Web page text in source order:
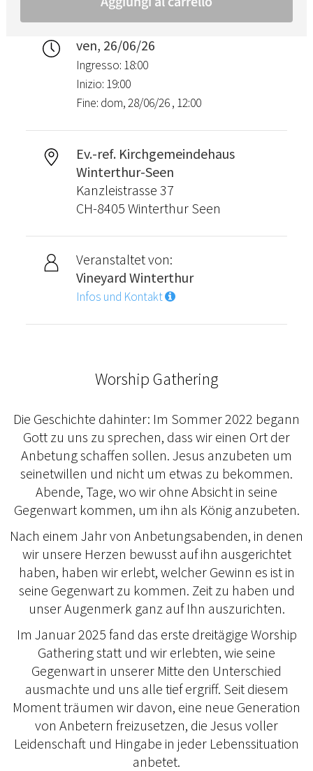
ven, 26/06/26
Ingresso: 18:00
Inizio: 19:00
Fine: dom, 28/06/26 , 12:00
Ev.-ref. Kirchgemeindehaus
Winterthur-Seen
Kanzleistrasse 37
CH-8405 Winterthur Seen
Veranstaltet von:
Vineyard Winterthur
Infos und Kontakt
Worship Gathering
Die Geschichte dahinter: Im Sommer 2022 begann
Gott zu uns zu sprechen, dass wir einen Ort der
Anbetung schaffen sollen. Jesus anzubeten um
seinetwillen und nicht um etwas zu bekommen.
Abende, Tage, wo wir ohne Absicht in seine
Gegenwart kommen, um ihn als König anzubeten.
Nach einem Jahr von Anbetungsabenden, in denen
wir unsere Herzen bewusst auf ihn ausgerichtet
haben, haben wir erlebt, welcher Gewinn es ist in
seine Gegenwart zu kommen. Zeit zu haben und
unser Augenmerk ganz auf Ihn auszurichten.
Im Januar 2025 fand das erste dreitägige Worship
Gathering statt und wir erlebten, wie seine
Gegenwart in unserer Mitte den Unterschied
ausmachte und uns alle tief ergriff. Seit diesem
Moment träumen wir davon, eine neue Generation
von Anbetern freizusetzen, die Jesus voller
Leidenschaft und Hingabe in jeder Lebenssituation
anbetet.